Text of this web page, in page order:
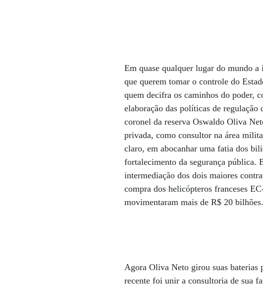
Em quase qualquer lugar do mundo
que querem tomar o controle do
quem decifra os caminhos do poder,
elaboração das políticas de regulação
coronel da reserva Oswaldo Oliva
privada, como consultor na área
claro, em abocanhar uma fatia dos
fortalecimento da segurança pública.
intermediação dos dois maiores
compra dos helicópteros franceses
movimentaram mais de R$ 20 bilhões.
Agora Oliva Neto girou suas baterias
recente foi unir a consultoria de sua